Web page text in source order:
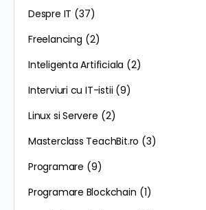
Despre IT (37)
Freelancing (2)
Inteligenta Artificiala (2)
Interviuri cu IT-istii (9)
Linux si Servere (2)
Masterclass TeachBit.ro (3)
Programare (9)
Programare Blockchain (1)